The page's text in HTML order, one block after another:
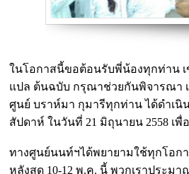
ในโอกาสนี้ขอต้อนรับพี่น้องทุกท่าน
แปล ต้นฉบับ กรุณาช่วยกันพิจารณา เ
ศูนย์ บราห์มา กุมารีทุกท่าน ได้ดำเ
สัปดาห์ ในวันที่ 21 มิถุนายน 2558 เ
ทางศูนย์นนท์ฯได้พยายามใช้ทุกโอก
หลังสุด 10-12 พ.ค. นี้ พวกเราประม